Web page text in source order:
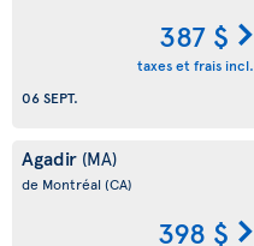
387 $
taxes et frais incl.
06 SEPT.
Agadir (MA)
de Montréal (CA)
398 $